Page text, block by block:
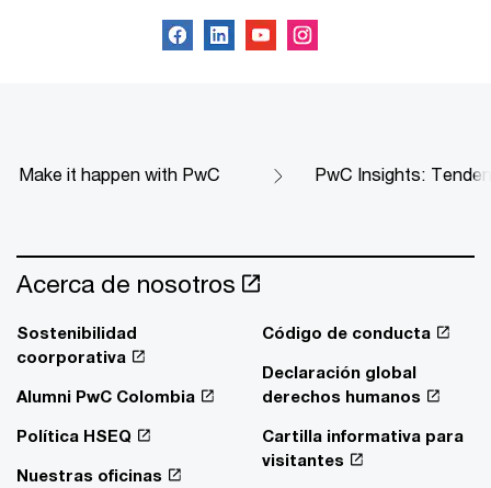
Make it happen with PwC PwC Insights:
Acerca de nosotros
Sostenibilidad
coorporativa
Alumni PwC Colombia
Política HSEQ
Nuestras oficinas
Código de conducta
Declaración global
derechos humanos
Cartilla informativa para
visitantes